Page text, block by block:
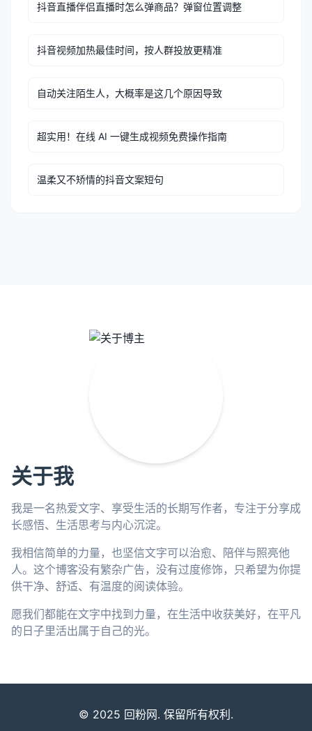
抖音直播伴侣直播时怎么弹商品？弹窗位置调整
抖音视频加热最佳时间，按人群投放更精准
自动关注陌生人，大概率是这几个原因导致
超实用！在线 AI 一键生成视频免费操作指南
温柔又不矫情的抖音文案短句
关于我
我是一名热爱文字、享受生活的长期写作者，专注于分享成
长感悟、生活思考与内心沉淀。
我相信简单的力量，也坚信文字可以治愈、陪伴与照亮他
人。这个博客没有繁杂广告，没有过度修饰，只希望为你提
供干净、舒适、有温度的阅读体验。
愿我们都能在文字中找到力量，在生活中收获美好，在平凡
的日子里活出属于自己的光。
© 2025 回粉网. 保留所有权利.